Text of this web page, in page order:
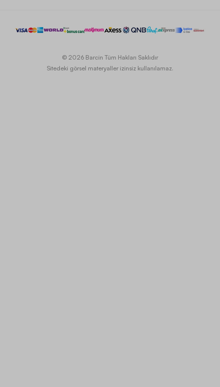
© 2026 Barcin Tüm Hakları Saklıdır
Sitedeki görsel materyaller izinsiz kullanılamaz.